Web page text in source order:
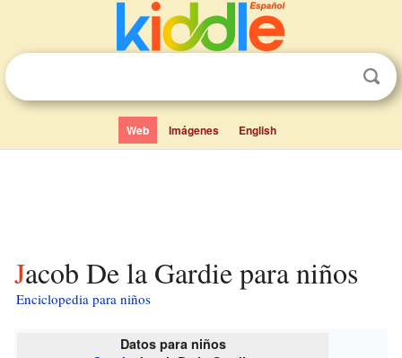
Web Imágenes English
Jacob De la Gardie para niños
Enciclopedia para niños
Datos para niños